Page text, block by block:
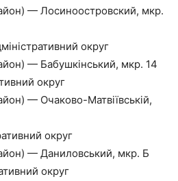
— Лосиноостровский, мкр.
округ
— Бабушкінський, мкр. 14
округ
— Очаково-Матвіївській,
округ
— Даниловський, мкр. Б
округ